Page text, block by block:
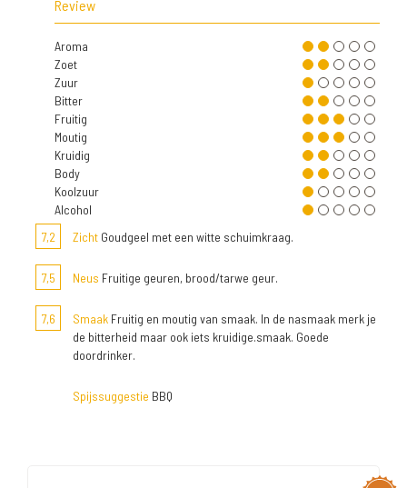
Review
Aroma
Zoet
Zuur
Bitter
Fruitig
Moutig
Kruidig
Body
Koolzuur
Alcohol
7,2
Zicht Goudgeel met een witte schuimkraag.
7,5 Neus Fruitige geuren, brood/tarwe geur.
7,6 Smaak Fruitig en moutig van smaak. In de nasmaak merk je
de bitterheid maar ook iets kruidige.smaak. Goede
doordrinker.
Spijssuggestie BBQ